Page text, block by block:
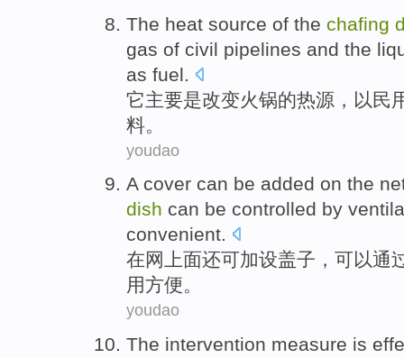
The heat source of the chafing
gas of civil pipelines and the
as fuel
它主要是改变火锅的热源 ，以 民
料。
youdao
A cover can be added on the
dish can be controlled by
convenient.
在网上面还可加设盖子 ， 可以通
用方便。
youdao
The intervention measure is